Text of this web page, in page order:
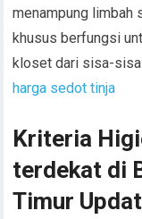
menampung limbah
khusus berfungsi
kloset dari sisa-sisa
harga sedot tinja
Kriteria
terdekat di
Timur